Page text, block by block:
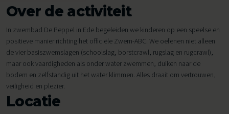
Over de activiteit
In zwembad De Peppel in Ede begeleiden we kinderen op een speelse en
positieve manier richting het officiële Zwem-ABC. We oefenen niet alleen
de vier basiszwemslagen (schoolslag, borstcrawl, rugslag en rugcrawl),
maar ook vaardigheden als onder water zwemmen, duiken naar de
bodem en zelfstandig uit het water klimmen. Alles draait om vertrouwen,
veiligheid en plezier.
Locatie